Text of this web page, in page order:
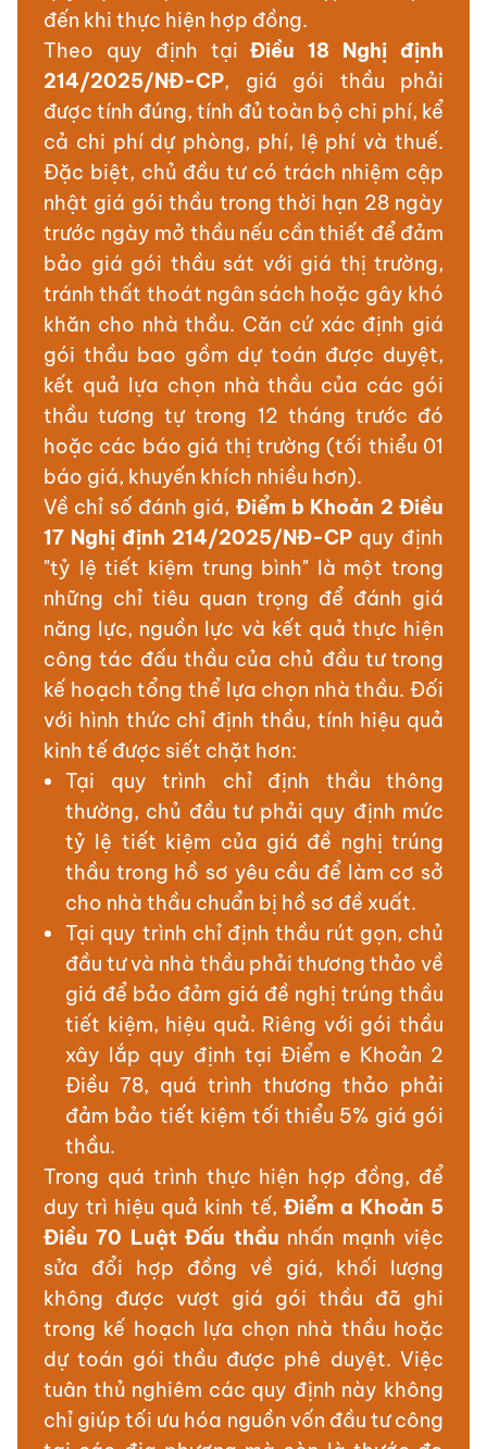
đến khi thực hiện hợp đồng.
Theo quy định tạiĐiều 18 Nghị định
214/2025/NĐ-CP, giá gói thầu phải
được tính đúng, tính đủ toàn bộ chi phí, kể
cả chi phí dự phòng, phí, lệ phí và thuế.
Đặc biệt, chủ đầu tư có trách nhiệm cập
nhật giá gói thầu trong thời hạn 28 ngày
trước ngày mở thầu nếu cần thiết để đảm
bảo giá gói thầu sát với giá thị trường,
tránh thất thoát ngân sách hoặc gây khó
khăn cho nhà thầu. Căn cứ xác định giá
gói thầu bao gồm dự toán được duyệt,
kết quả lựa chọn nhà thầu của các gói
thầu tương tự trong 12 tháng trước đó
hoặc các báo giá thị trường (tối thiểu 01
báo giá, khuyến khích nhiều hơn).
Về chỉ số đánh giá, Điểm b Khoản 2 Điều
17 Nghị định 214/2025/NĐ-CP quy định
"tỷ lệ tiết kiệm trung bình" là một trong
những chỉ tiêu quan trọng để đánh giá
năng lực, nguồn lực và kết quả thực hiện
công tác đấu thầu của chủ đầu tư trong
kế hoạch tổng thể lựa chọn nhà thầu. Đối
với hình thức chỉ định thầu, tính hiệu quả
kinh tế được siết chặt hơn:
Tại quy trình chỉ định thầu thông
thường, chủ đầu tư phải quy định mức
tỷ lệ tiết kiệm của giá đề nghị trúng
thầu trong hồ sơ yêu cầu để làm cơ sở
cho nhà thầu chuẩn bị hồ sơ đề xuất.
Tại quy trình chỉ định thầu rút gọn, chủ
đầu tư và nhà thầu phải thương thảo về
giá để bảo đảm giá đề nghị trúng thầu
tiết kiệm, hiệu quả. Riêng với gói thầu
xây lắp quy định tại Điểm e Khoản 2
Điều 78, quá trình thương thảo phải
đảm bảo tiết kiệm tối thiểu 5% giá gói
thầu.
Trong quá trình thực hiện hợp đồng, để
duy trì hiệu quả kinh tế, Điểm a Khoản 5
Điều 70 Luật Đấu thầu nhấn mạnh việc
sửa đổi hợp đồng về giá, khối lượng
không được vượt giá gói thầu đã ghi
trong kế hoạch lựa chọn nhà thầu hoặc
dự toán gói thầu được phê duyệt. Việc
tuân thủ nghiêm các quy định này không
chỉ giúp tối ưu hóa nguồn vốn đầu tư công